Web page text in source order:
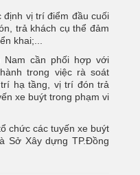
định vị trí điểm đầu cuối
trả khách cụ thể đảm
khai;...
Nam cần phối hợp với
trong việc rà soát
hạ tầng, vị trí đón trả
xe buýt trong phạm vi
chức các tuyến xe buýt
Sở Xây dựng TP.Đồng